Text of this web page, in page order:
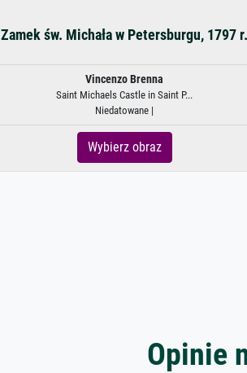
Zamek św. Michała w Petersburgu, 1797 r.
Vincenzo Brenna
Saint Michaels Castle in Saint P...
Niedatowane |
Wybierz obraz
Opinie